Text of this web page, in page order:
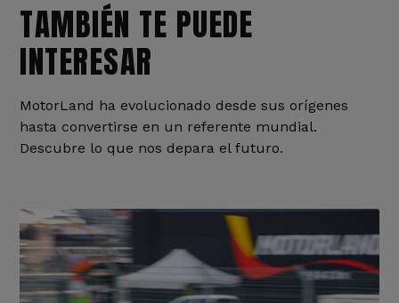
TAMBIÉN TE PUEDE
INTERESAR
MotorLand ha evolucionado desde sus orígenes
hasta convertirse en un referente mundial.
Descubre lo que nos depara el futuro.